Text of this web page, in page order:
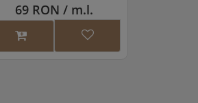
69 RON / m.l.